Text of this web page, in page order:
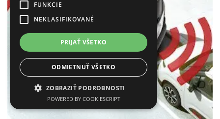
FUNKCIE
NEKLASIFIKOVANÉ
PRIJAŤ VŠETKO
ODMIETNUŤ VŠETKO
ZOBRAZIŤ PODROBNOSTI
POWERED BY COOKIESCRIPT